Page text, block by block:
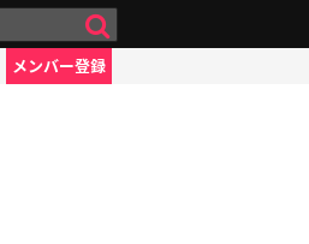
メンバー登録